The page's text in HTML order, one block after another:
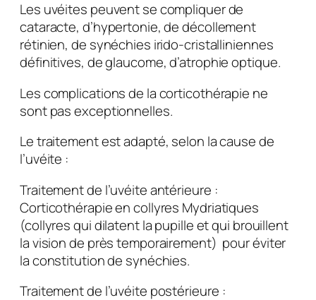
Les uvéites peuvent se compliquer de
cataracte, d’hypertonie, de décollement
rétinien, de synéchies irido-cristalliniennes
définitives, de glaucome, d’atrophie optique.
Les complications de la corticothérapie ne
sont pas exceptionnelles.
Le traitement est adapté, selon la cause de
l’uvéite :
Traitement de l’uvéite antérieure :
Corticothérapie en collyres Mydriatiques
(collyres qui dilatent la pupille et qui brouillent
la vision de près temporairement) pour éviter
la constitution de synéchies.
Traitement de l’uvéite postérieure :